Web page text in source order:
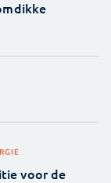
voor de